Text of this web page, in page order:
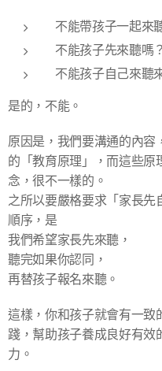
不能帶孩子一起來
不能孩子先來聽嗎？
不能孩子自己來聽
是的，不能。
原因是，我們要溝通的內
的「教育原理」，而這些原
念，很不一樣的。
之所以要嚴格要求「家長
順序，是
我們希望家長先來聽，
聽完如果你認同，
再替孩子報名來聽。
這樣，你和孩子就會有一致
踐，幫助孩子養成良好有效
力。